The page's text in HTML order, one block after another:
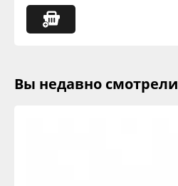
Вы недавно смотрели